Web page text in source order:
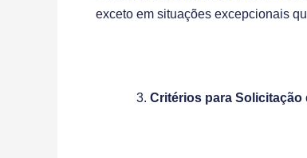
exceto em situações excepcionais
Critérios para Solicitação